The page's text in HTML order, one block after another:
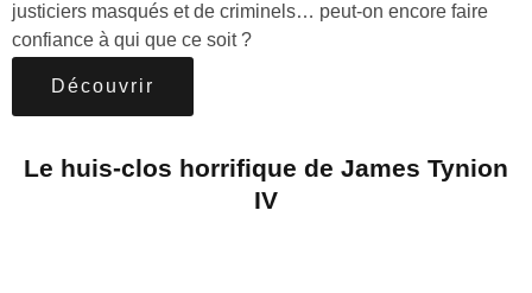
justiciers masqués et de criminels… peut-on encore faire
confiance à qui que ce soit ?
Découvrir
Le huis-clos horrifique de James Tynion
IV